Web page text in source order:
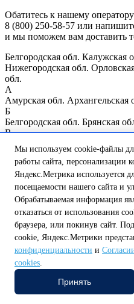
Обатитесь к нашему
8 (800) 250-58-57 или
и мы поможем вам доставить
Белгородская обл. Калужская
Нижегородская обл.
обл.
А
Амурская обл. Архангельская
Б
Белгородская обл. Брянская
В
Владимирская обл.
Воронежская обл.
Еврейская автономная обл.
Ивановская обл. Иркутская
Казань
Калининградская обл.
обл. Кировская обл.
Курская обл.
Ленинградская обл.
Магаданская обл. Москва
Мурманская обл.
Мы используем cookie-файлы
работы сайта, персонализации
Яндекс.Метрика используется
посещаемости нашего сайта и
Обрабатываемая информация
отказаться от использования
браузера, или покинув сайт.
cookie, Яндекс.Метрики
конфиденциальности и
cookies.
Принять